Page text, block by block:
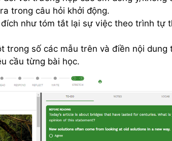
trong câu hỏi khởi động.
như tóm tắt lại sự việc theo trình tự
trong số các mẫu trên và điền nội dung
cầu từng bài học.